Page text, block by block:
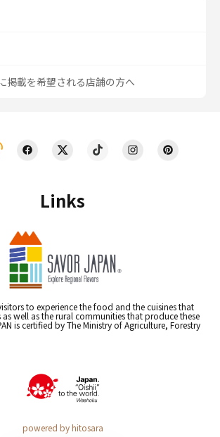
Links
to experience the food and the cuisines that
well as the rural communities that produce these
is certified by The Ministry of Agriculture, Forestry
powered by hitosara
掲載を希望される店舗の方へ